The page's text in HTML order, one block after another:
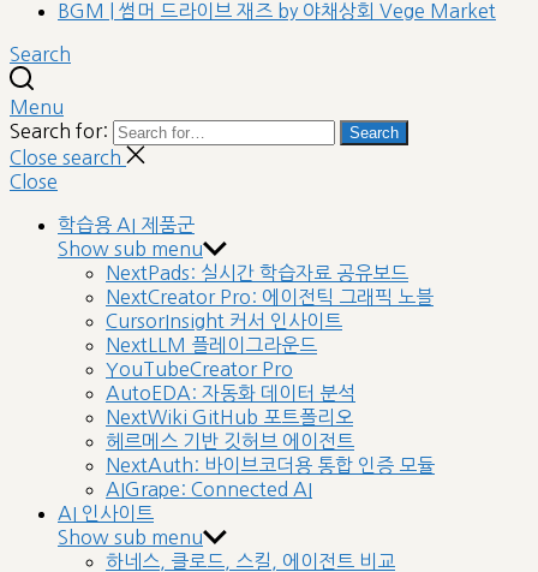
BGM | 썸머 드라이브 재즈 by 야채상회 Vege Market
Search
Menu
Search for:
Search
Close search
Close
학습용 AI 제품군
Show sub menu
NextPads: 실시간 학습자료 공유보드
NextCreator Pro: 에이전틱 그래픽 노블
CursorInsight 커서 인사이트
NextLLM 플레이그라운드
YouTubeCreator Pro
AutoEDA: 자동화 데이터 분석
NextWiki GitHub 포트폴리오
헤르메스 기반 깃허브 에이전트
NextAuth: 바이브코더용 통합 인증 모듈
AIGrape: Connected AI
AI 인사이트
Show sub menu
하네스, 클로드, 스킬, 에이전트 비교